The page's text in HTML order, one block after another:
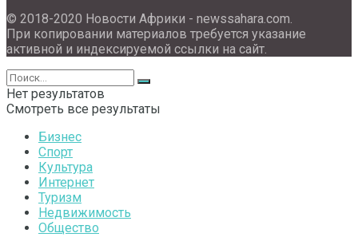
© 2018-2020 Новости Африки - newssahara.com.
При копировании материалов требуется указание
активной и индексируемой ссылки на сайт.
Нет результатов
Смотреть все результаты
Бизнес
Спорт
Культура
Интернет
Туризм
Недвижимость
Общество